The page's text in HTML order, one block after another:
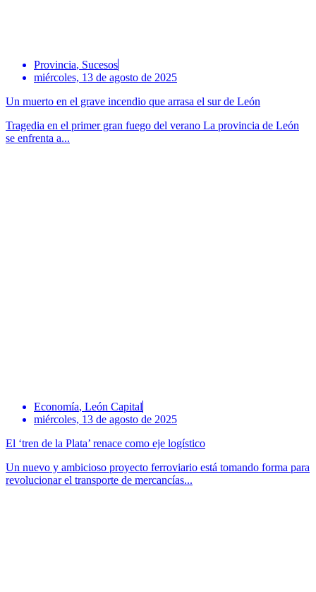
Provincia, Sucesos
miércoles, 13 de agosto de 2025
Un muerto en el grave incendio que arrasa el sur de León
Tragedia en el primer gran fuego del verano La provincia de León
se enfrenta a...
Economía, León Capital
miércoles, 13 de agosto de 2025
El ‘tren de la Plata’ renace como eje logístico
Un nuevo y ambicioso proyecto ferroviario está tomando forma para
revolucionar el transporte de mercancías...